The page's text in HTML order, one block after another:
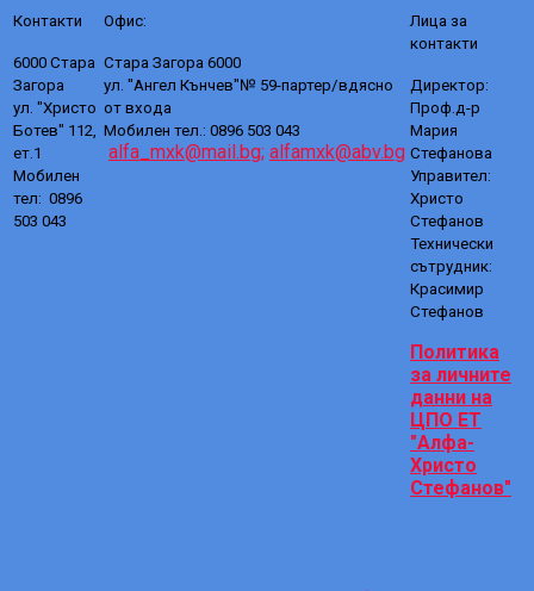
Контакти
6000 Стара
Загора
ул. "Христо
Ботев" 112,
ет.1
Мобилен
тел: 0896
503 043
Офис:
Стара Загора 6000
ул. "Ангел Кънчев"№ 59-партер/вдясно
от входа
Мобилен тел.: 0896 503 043
alfa_mxk@mail.bg; alfamxk@abv.bg
Лица за
контакти
Директор:
Проф.д-р
Мария
Стефанова
Управител:
Христо
Стефанов
Технически
сътрудник:
Красимир
Стефанов
Политика
за личните
данни на
ЦПО ЕТ
"Алфа-
Христо
Стефанов"